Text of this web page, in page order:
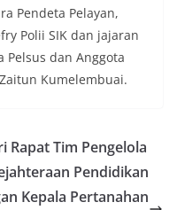
Pendeta Pelayan,
Polii SIK dan jajaran
Pelsus dan Anggota
Kumelembuai.
Rapat Tim Pengelola
Pendidikan
Kepala Pertanahan